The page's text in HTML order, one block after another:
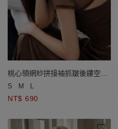
桃心領網紗拼接袖抓皺後鏤空短
版上衣(附胸墊)
S M L
NT$ 690